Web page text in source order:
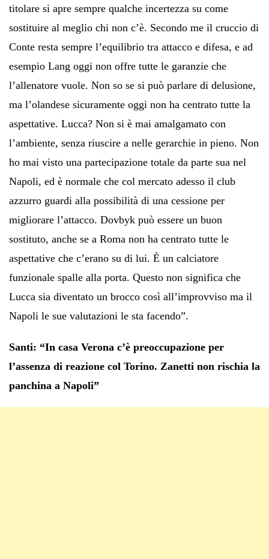
titolare si apre sempre qualche incertezza su come
sostituire al meglio chi non c’è. Secondo me il cruccio di
Conte resta sempre l’equilibrio tra attacco e difesa, e ad
esempio Lang oggi non offre tutte le garanzie che
l’allenatore vuole. Non so se si può parlare di delusione,
ma l’olandese sicuramente oggi non ha centrato tutte la
aspettative. Lucca? Non si è mai amalgamato con
l’ambiente, senza riuscire a nelle gerarchie in pieno. Non
ho mai visto una partecipazione totale da parte sua nel
Napoli, ed è normale che col mercato adesso il club
azzurro guardi alla possibilità di una cessione per
migliorare l’attacco. Dovbyk può essere un buon
sostituto, anche se a Roma non ha centrato tutte le
aspettative che c’erano su di lui. È un calciatore
funzionale spalle alla porta. Questo non significa che
Lucca sia diventato un brocco così all’improvviso ma il
Napoli le sue valutazioni le sta facendo”.
Santi: “In casa Verona c’è preoccupazione per
l’assenza di reazione col Torino. Zanetti non rischia la
panchina a Napoli”